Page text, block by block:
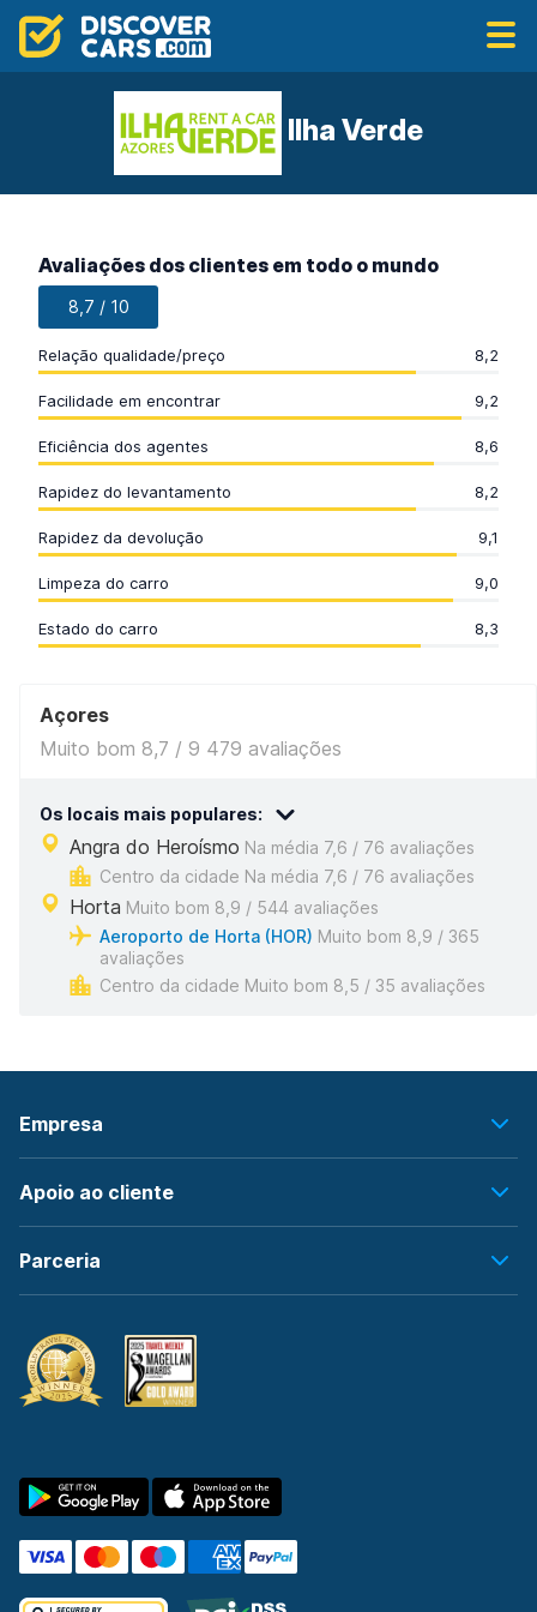
Ilha Verde
Avaliações dos clientes em todo o mundo
8,7 / 10
Relação qualidade/preço 8,2
Facilidade em encontrar 9,2
Eficiência dos agentes 8,6
Rapidez do levantamento 8,2
Rapidez da devolução 9,1
Limpeza do carro 9,0
Estado do carro 8,3
Açores
Muito bom 8,7 / 9 479 avaliações
Os locais mais populares:
Angra do Heroísmo Na média 7,6 / 76 avaliações
Centro da cidade Na média 7,6 / 76 avaliações
Horta Muito bom 8,9 / 544 avaliações
Aeroporto de Horta (HOR) Muito bom 8,9 / 365
avaliações
Centro da cidade Muito bom 8,5 / 35 avaliações
Empresa
Apoio ao cliente
Parceria